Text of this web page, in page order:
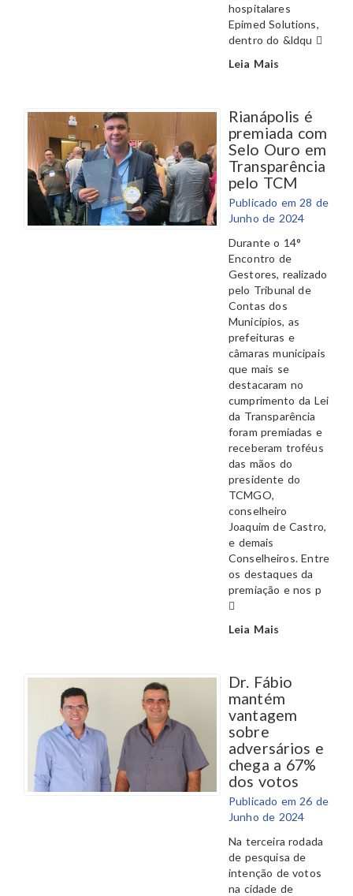
hospitalares
Epimed Solutions,
dentro do &ldqu
Leia Mais
Rianápolis é
premiada com
Selo Ouro em
Transparência
pelo TCM
Publicado em 28 de
Junho de 2024
Durante o 14°
Encontro de
Gestores, realizado
pelo Tribunal de
Contas dos
Municípios, as
prefeituras e
câmaras municipais
que mais se
destacaram no
cumprimento da Lei
da Transparência
foram premiadas e
receberam troféus
das mãos do
presidente do
TCMGO,
conselheiro
Joaquim de Castro,
e demais
Conselheiros. Entre
os destaques da
premiação e nos p
Leia Mais
Dr. Fábio
mantém
vantagem
sobre
adversários e
chega a 67%
dos votos
Publicado em 26 de
Junho de 2024
Na terceira rodada
de pesquisa de
intenção de votos
na cidade de